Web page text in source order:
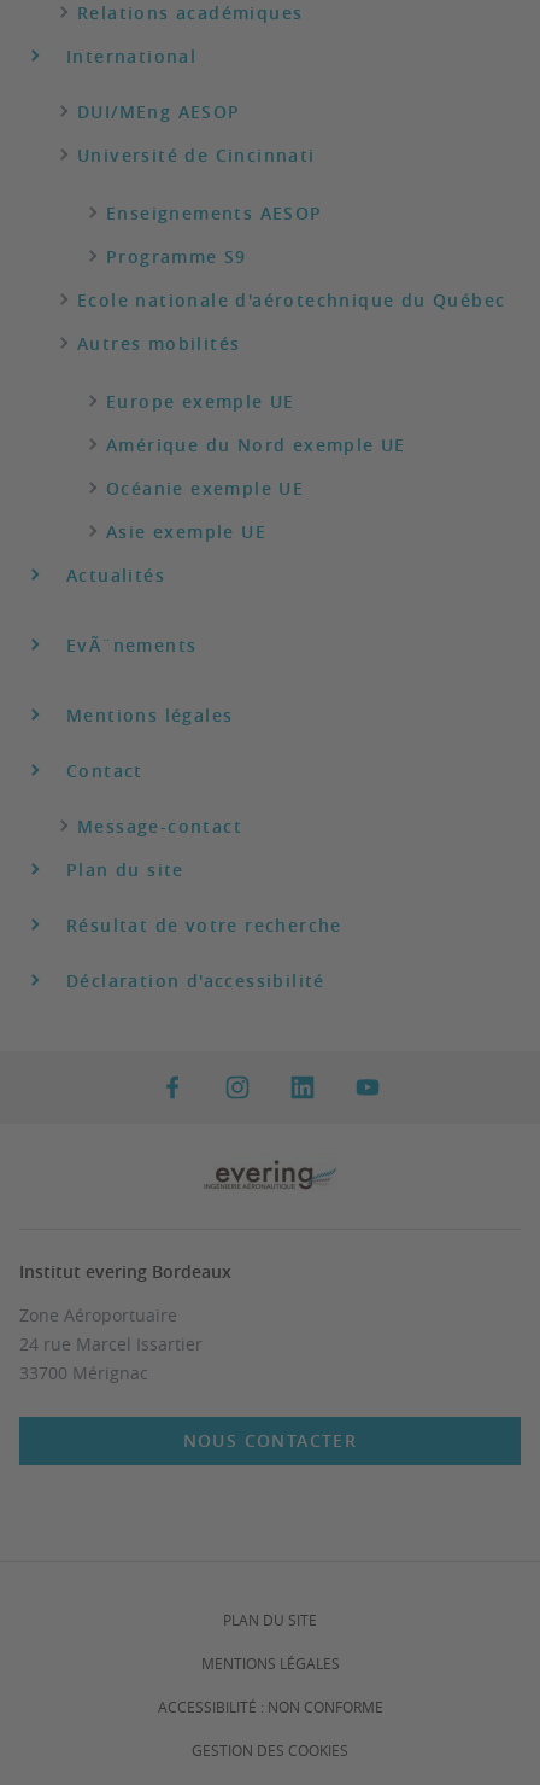
Relations académiques
International
DUI/MEng AESOP
Université de Cincinnati
Enseignements AESOP
Programme S9
Ecole nationale d'aérotechnique du Québec
Autres mobilités
Europe exemple UE
Amérique du Nord exemple UE
Océanie exemple UE
Asie exemple UE
Actualités
EvÃ¨nements
Mentions légales
Contact
Message-contact
Plan du site
Résultat de votre recherche
Déclaration d'accessibilité
Institut evering Bordeaux
Zone Aéroportuaire
24 rue Marcel Issartier
33700 Mérignac
NOUS CONTACTER
PLAN DU SITE
MENTIONS LÉGALES
ACCESSIBILITÉ : NON CONFORME
GESTION DES COOKIES